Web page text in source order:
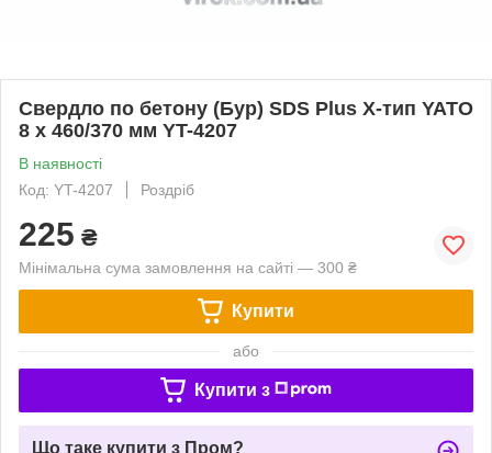
Свердло по бетону (Бур) SDS Plus Х-тип YATO
8 х 460/370 мм YT-4207
В наявності
Код: YT-4207
Роздріб
225 ₴
Мінімальна сума замовлення на сайті — 300 ₴
Купити
або
Купити з
Що таке купити з Пром?